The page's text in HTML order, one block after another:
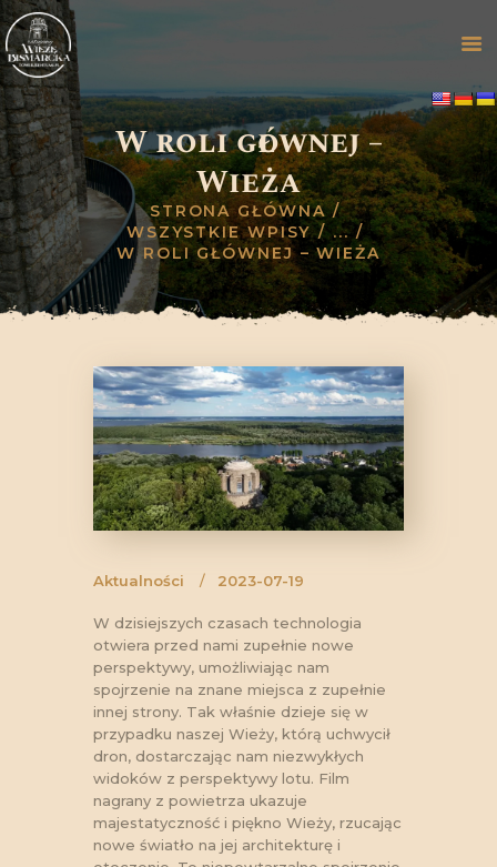
W roli głównej –
Wieża
STRONA GŁÓWNA
WSZYSTKIE WPISY
...
W ROLI GŁÓWNEJ – WIEŻA
STRONA GŁÓWNA
ZWIEDZANIE
OFERTA
GALERIA
HISTORIA
WYDARZENIA
KONTAKT
Aktualności 2023-07-19
W dzisiejszych czasach technologia
otwiera przed nami zupełnie nowe
perspektywy, umożliwiając nam
spojrzenie na znane miejsca z zupełnie
innej strony. Tak właśnie dzieje się w
przypadku naszej Wieży, którą uchwycił
dron, dostarczając nam niezwykłych
widoków z perspektywy lotu. Film
nagrany z powietrza ukazuje
majestatyczność i piękno Wieży, rzucając
nowe światło na jej architekturę i